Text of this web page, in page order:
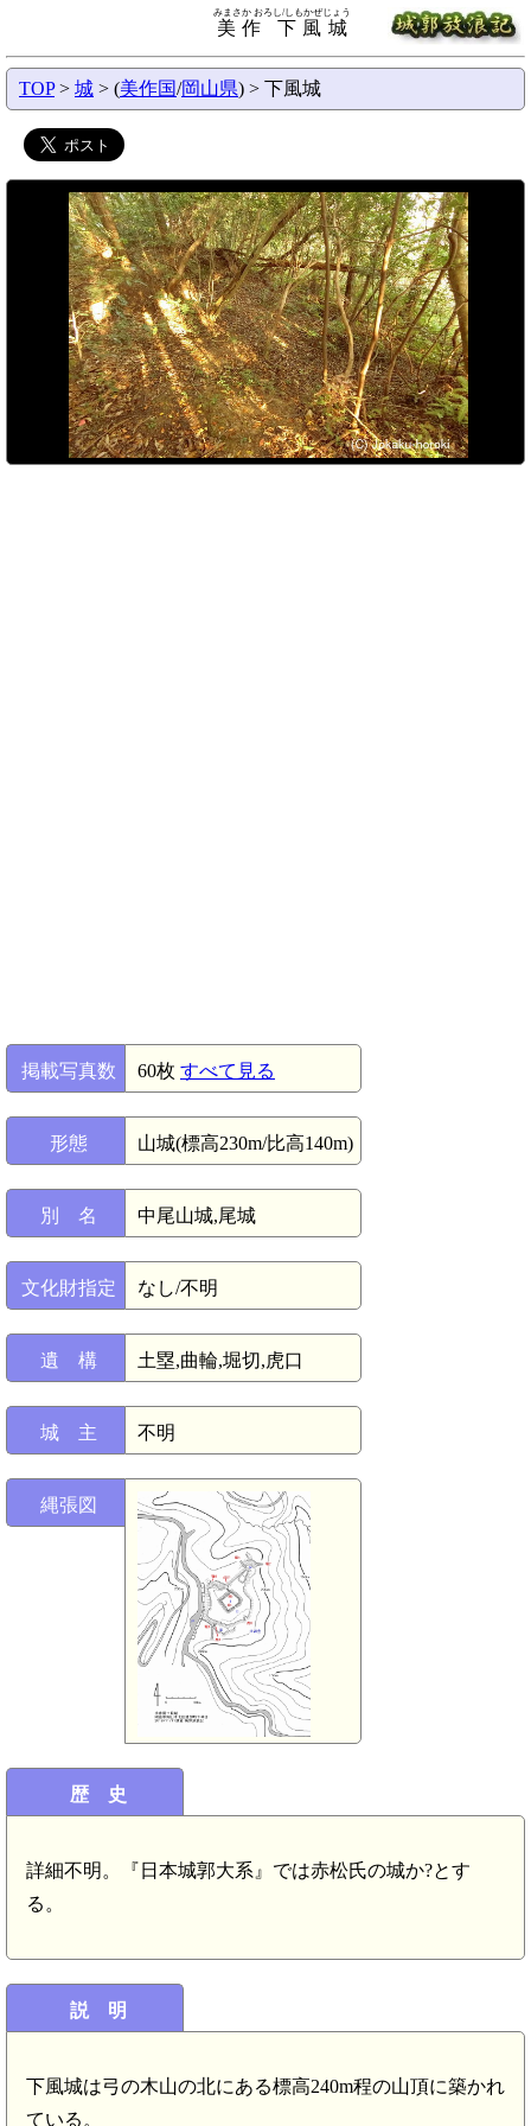
美作 下風城
みまさか おろし/しもかぜじょう
TOP> 城 > (美作国/岡山県) > 下風城
掲載写真数 60枚 すべて見る
形態 山城(標高230m/比高140m)
別 名 中尾山城,尾城
文化財指定 なし/不明
遺 構 土塁,曲輪,堀切,虎口
城 主 不明
縄張図
歴 史
詳細不明。『日本城郭大系』では赤松氏の城か?とす
る。
説 明
下風城は弓の木山の北にある標高240m程の山頂に築かれ
ている。